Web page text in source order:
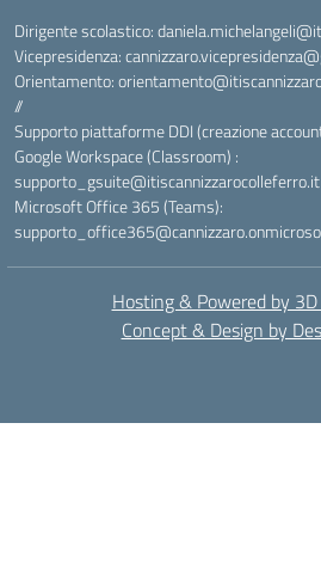
Dirigente scolastico:
Vicepresidenza:
Orientamento:
//
Supporto piattaforme DDI (creazione
Google Workspace (Classroom) :
supporto_gsuite@itiscannizzarocolleferro.it
Microsoft Office 365 (Teams):
Hosting & Powered by
Concept & Design by